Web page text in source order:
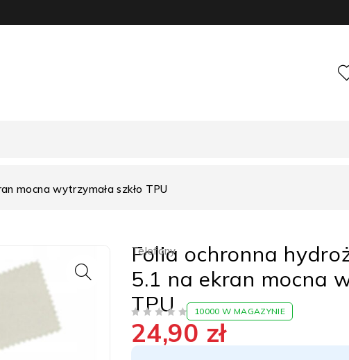
mocna wytrzymała szkło TPU
Telefony
Folia ochronna
5.1 na ekran mocna
TPU
10000 W MAGAZYNIE
24,90 zł